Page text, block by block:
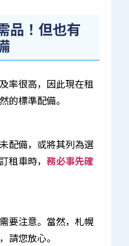
品！但也有
率很高，因此現在租
的標準配備。
配備，或將其列為選
租車時， 務必事先確
要注意。當然，札幌
，請您放心。